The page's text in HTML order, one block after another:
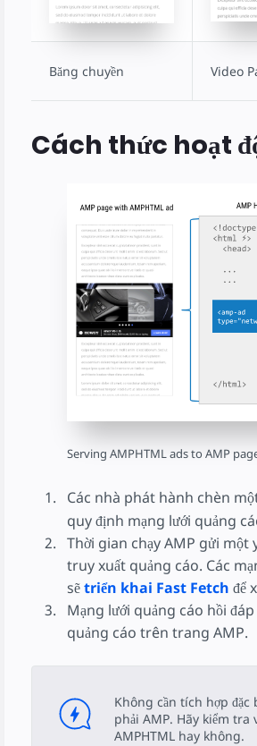
Băng chuyền Video
Cách thức hoạt
Serving AMPHTML ads to AMP
Các nhà phát hành chèn
quy định mạng lưới quảng
Thời gian chạy AMP gửi một
truy xuất quảng cáo. Các
sẽtriển khai Fast Fetch để
Mạng lưới quảng cáo hồi
quảng cáo trên trang AMP.
Không cần tích hợp đặc
phải AMP. Hãy kiểm tra
AMPHTML hay không.